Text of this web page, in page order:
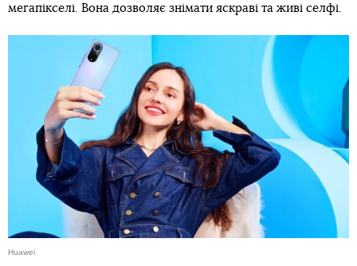
мегапікселі. Вона дозволяє знімати яскраві та живі селфі.
Huawei